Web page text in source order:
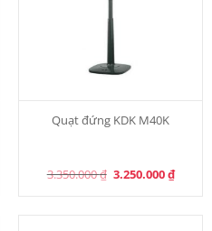
Quạt đứng KDK M40K
3.350.000₫ Original
price
3.250.000₫
price